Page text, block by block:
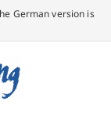
German version is